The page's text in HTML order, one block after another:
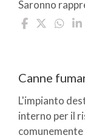
Saronno
Canne
L'impianto
interno per il